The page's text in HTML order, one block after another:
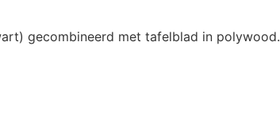
gecombineerd met tafelblad in polywood.